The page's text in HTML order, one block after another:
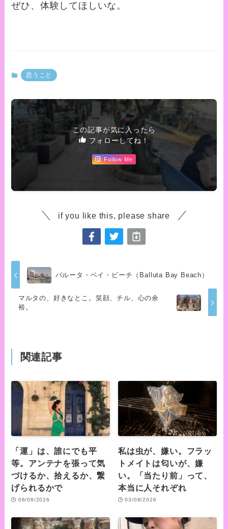
ぜひ、体験してほしいな。
思うこと
この記事が気に入ったら
フォローしてね！
Follow Me
if you like this, please share
バルータ・ベイ・ビーチ（Balluta Bay Beach）
マルタの、好きなとこ。笑顔、チル、心の余
裕。
関連記事
「運」は、誰にでも平
等。アンテナを張って気
づけるか、拾えるか、繋
げられるかで
06/08/2026
私は虫が、嫌い。フラッ
トメイトは匂いが、嫌
い。「当たり前」って、
本当に人それぞれ
03/08/2026